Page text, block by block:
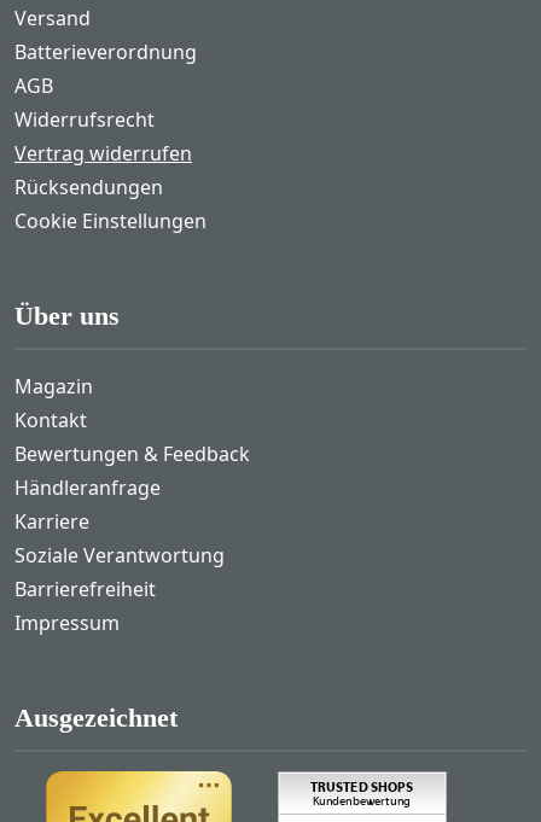
Versand
Batterieverordnung
AGB
Widerrufsrecht
Vertrag widerrufen
Rücksendungen
Cookie Einstellungen
Über uns
Magazin
Kontakt
Bewertungen & Feedback
Händleranfrage
Karriere
Soziale Verantwortung
Barrierefreiheit
Impressum
Ausgezeichnet